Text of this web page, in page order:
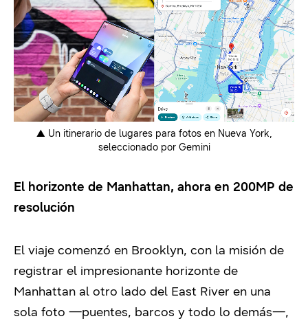
▲ Un itinerario de lugares para fotos en Nueva York,
seleccionado por Gemini
El horizonte de Manhattan, ahora en 200MP de
resolución
El viaje comenzó en Brooklyn, con la misión de
registrar el impresionante horizonte de
Manhattan al otro lado del East River en una
sola foto —puentes, barcos y todo lo demás—,